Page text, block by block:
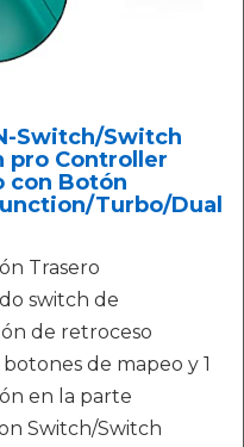
Switch/Switch
pro Controller
con Botón
Turbo/Dual
Trasero
switch de
de retroceso
de mapeo y 1
en la parte
Switch/Switch